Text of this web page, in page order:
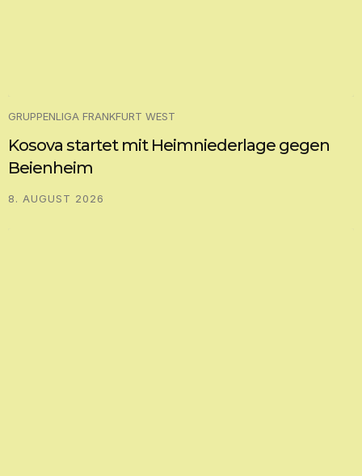
GRUPPENLIGA FRANKFURT WEST
Kosova startet mit Heimniederlage gegen
Beienheim
8. AUGUST 2026